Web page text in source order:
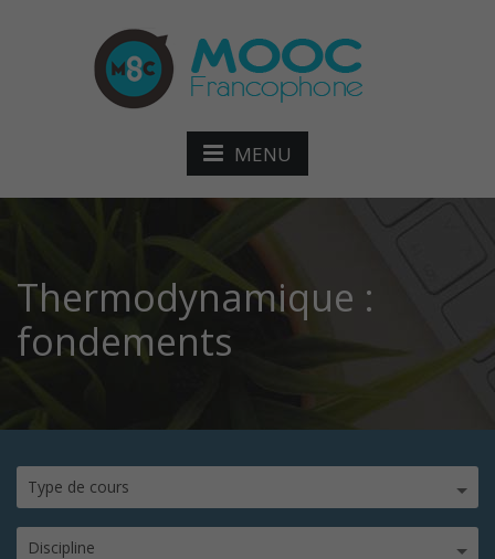
MENU
Thermodynamique :
fondements
Type de cours
Discipline